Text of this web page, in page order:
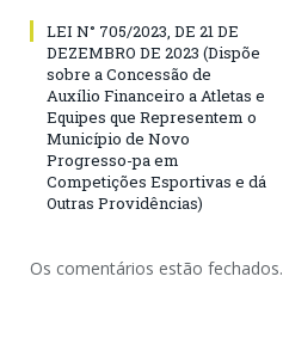
LEI N° 705/2023, DE 21 DE
DEZEMBRO DE 2023 (Dispõe
sobre a Concessão de
Auxílio Financeiro a Atletas e
Equipes que Representem o
Município de Novo
Progresso-pa em
Competições Esportivas e dá
Outras Providências)
Os comentários estão fechados.